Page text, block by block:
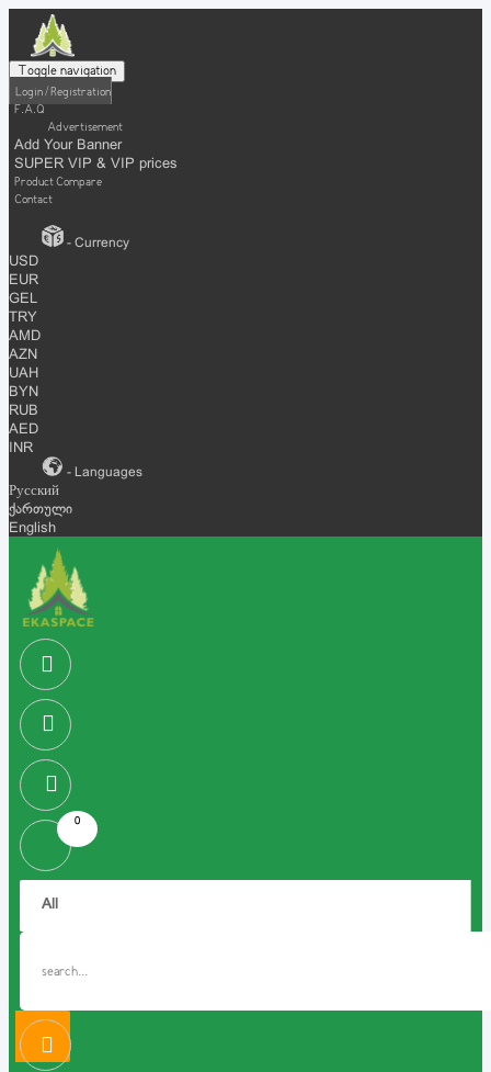
Toggle navigation
Login / Registration
F.A.Q
Advertisement
Add Your Banner
SUPER VIP & VIP prices
Product Compare
Contact
- Currency
USD
EUR
GEL
TRY
AMD
AZN
UAH
BYN
RUB
AED
INR
- Languages
Русский
ქართული
English
0